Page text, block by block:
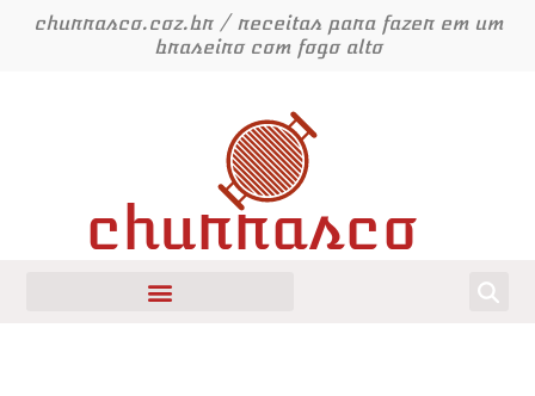
churrasco.coz.br / receitas para fazer em um
braseiro com fogo alto
churrasco